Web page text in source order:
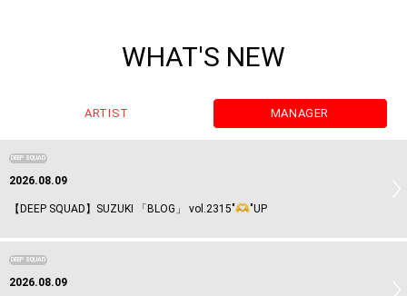
WHAT'S NEW
ARTIST MANAGER
DEEP SQUAD
2026.08.09
【DEEP SQUAD】SUZUKI 「BLOG」 vol.2315" "UP
DEEP SQUAD
2026.08.09